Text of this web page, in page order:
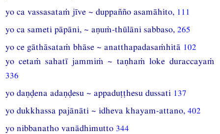
yo ca vassasataṁ jīve ~ duppañño asamāhito, 111
yo ca sameti pāpāni, ~ aṇuṁ-thūlāni sabbaso,265
yo ce gāthāsataṁ bhāse ~ anatthapadasaṁhitā 102
yo cetaṁ sahatī jammiṁ ~ taṇhaṁ loke duraccayaṁ
336
yo daṇḍena adaṇḍesu ~ appaduṭṭhesu dussati 137
yo dukkhassa pajānāti ~ idheva khayam-attano,402
yo nibbanatho vanādhimutto 344